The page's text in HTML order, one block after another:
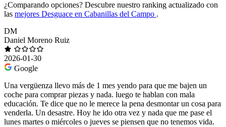
¿Comparando opciones? Descubre nuestro ranking actualizado con
las mejores Desguace en Cabanillas del Campo .
DM
Daniel Moreno Ruiz
2026-01-30
Google
Una vergüenza llevo más de 1 mes yendo para que me bajen un
coche para comprar piezas y nada. luego te hablan con mala
educación. Te dice que no le merece la pena desmontar un cosa para
venderla. Un desastre. Hoy he ido otra vez y nada que me pase el
lunes martes o miércoles o jueves se piensen que no tenemos vida.